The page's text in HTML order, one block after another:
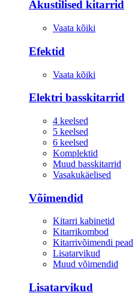
Akustilised kitarrid
Vaata kõiki
Efektid
Vaata kõiki
Elektri basskitarrid
4 keelsed
5 keelsed
6 keelsed
Komplektid
Muud basskitarrid
Vasakukäelised
Võimendid
Kitarri kabinetid
Kitarrikombod
Kitarrivõimendi pead
Lisatarvikud
Muud võimendid
Lisatarvikud